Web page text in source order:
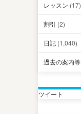
レッスン (17)
割引 (2)
日記 (1,040)
過去の案内等
ツイート